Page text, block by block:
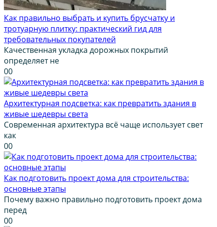
Как правильно выбрать и купить брусчатку и
тротуарную плитку: практический гид для
требовательных покупателей
Качественная укладка дорожных покрытий
определяет не
00
Архитектурная подсветка: как превратить здания в
живые шедевры света
Современная архитектура всё чаще использует свет
как
00
Как подготовить проект дома для строительства:
основные этапы
Почему важно правильно подготовить проект дома
перед
00